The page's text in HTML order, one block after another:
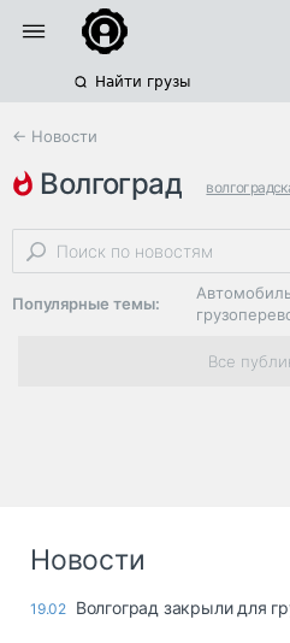
Найти грузы
← Новости
волгоград
пробки
Популярные темы:
логистика
опасные
Все
Новости
19.02 Волгоград закрыли для